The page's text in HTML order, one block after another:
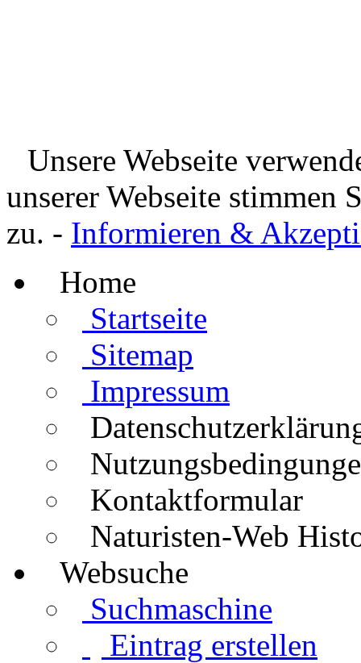
Unsere Webseite
unserer Webseite stimmen
zu. - Informieren &
Home
Startseite
Sitemap
Impressum
Kontaktformular
Naturisten-Web
Websuche
Suchmaschine
Eintrag erstellen